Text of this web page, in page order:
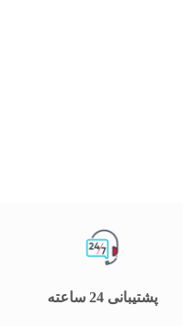
پشتیبانی 24 ساعته